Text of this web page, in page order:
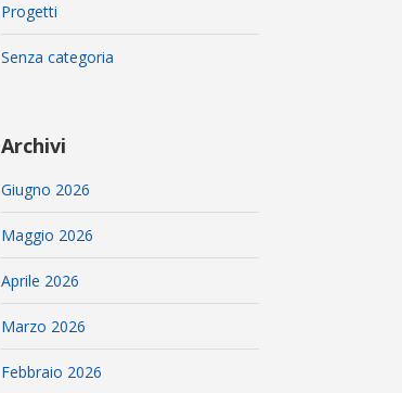
Progetti
Senza categoria
Archivi
Giugno 2026
Maggio 2026
Aprile 2026
Marzo 2026
Febbraio 2026